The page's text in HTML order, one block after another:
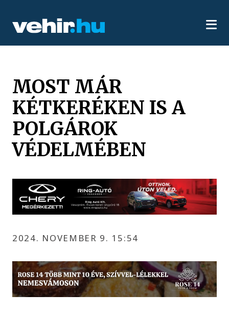
MOST MÁR
KÉTKERÉKEN IS A
POLGÁROK
VÉDELMÉBEN
2024. NOVEMBER 9. 15:54